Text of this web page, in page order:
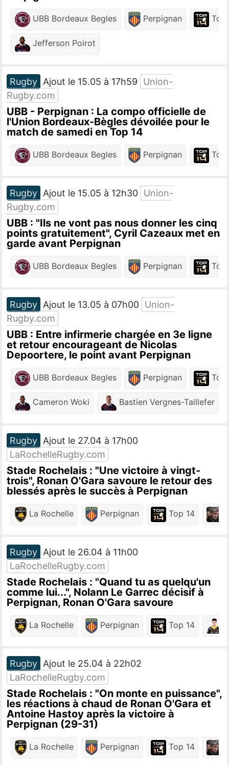
UBB Bordeaux Begles Perpignan Top
Jefferson Poirot
Rugby Ajout le 15.05 à 17h59
Union-
Rugby.com
UBB - Perpignan : La compo officielle de
l'Union Bordeaux-Bègles dévoilée pour le
match de samedi en Top 14
UBB Bordeaux Begles Perpignan Top
Rugby Ajout le 15.05 à 12h30 Union-
Rugby.com
UBB : "Ils ne vont pas nous donner les cinq
points gratuitement", Cyril Cazeaux met en
garde avant Perpignan
UBB Bordeaux Begles Perpignan Top
Rugby Ajout le 13.05 à 07h00 Union-
Rugby.com
UBB : Entre infirmerie chargée en 3e ligne
et retour encourageant de Nicolas
Depoortere, le point avant Perpignan
UBB Bordeaux Begles Perpignan Top
Cameron Woki Bastien Vergnes-Taillefer
Rugby Ajout le 27.04 à 17h00
LaRochelleRugby.com
Stade Rochelais : "Une victoire à vingt-
trois", Ronan O'Gara savoure le retour des
blessés après le succès à Perpignan
La Rochelle Perpignan Top 14
Rugby Ajout le 26.04 à 11h00
LaRochelleRugby.com
Stade Rochelais : "Quand tu as quelqu'un
comme lui...", Nolann Le Garrec décisif à
Perpignan, Ronan O'Gara savoure
La Rochelle Perpignan Top 14
Rugby Ajout le 25.04 à 22h02
LaRochelleRugby.com
Stade Rochelais : "On monte en puissance",
les réactions à chaud de Ronan O'Gara et
Antoine Hastoy après la victoire à
Perpignan (29-31)
La Rochelle Perpignan Top 14